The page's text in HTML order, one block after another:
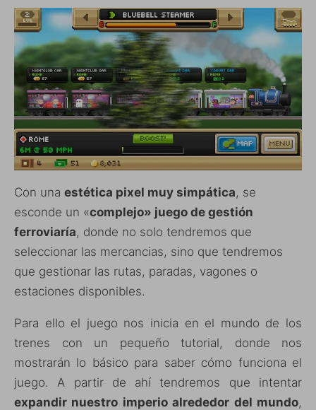
Con una estética pixel muy simpática, se
esconde un «complejo» juego de gestión
ferroviaría, donde no solo tendremos que
seleccionar las mercancias, sino que tendremos
que gestionar las rutas, paradas, vagones o
estaciones disponibles.
Para ello el juego nos inicia en el mundo de los
trenes con un pequeño tutorial, donde nos
mostrarán lo básico para saber cómo funciona el
juego. A partir de ahí tendremos que intentar
expandir nuestro imperio alrededor del mundo,